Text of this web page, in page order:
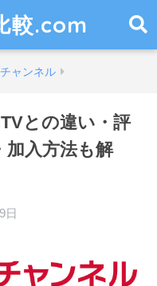
較.com
ャンネル
との違い・評
加入方法も解
日